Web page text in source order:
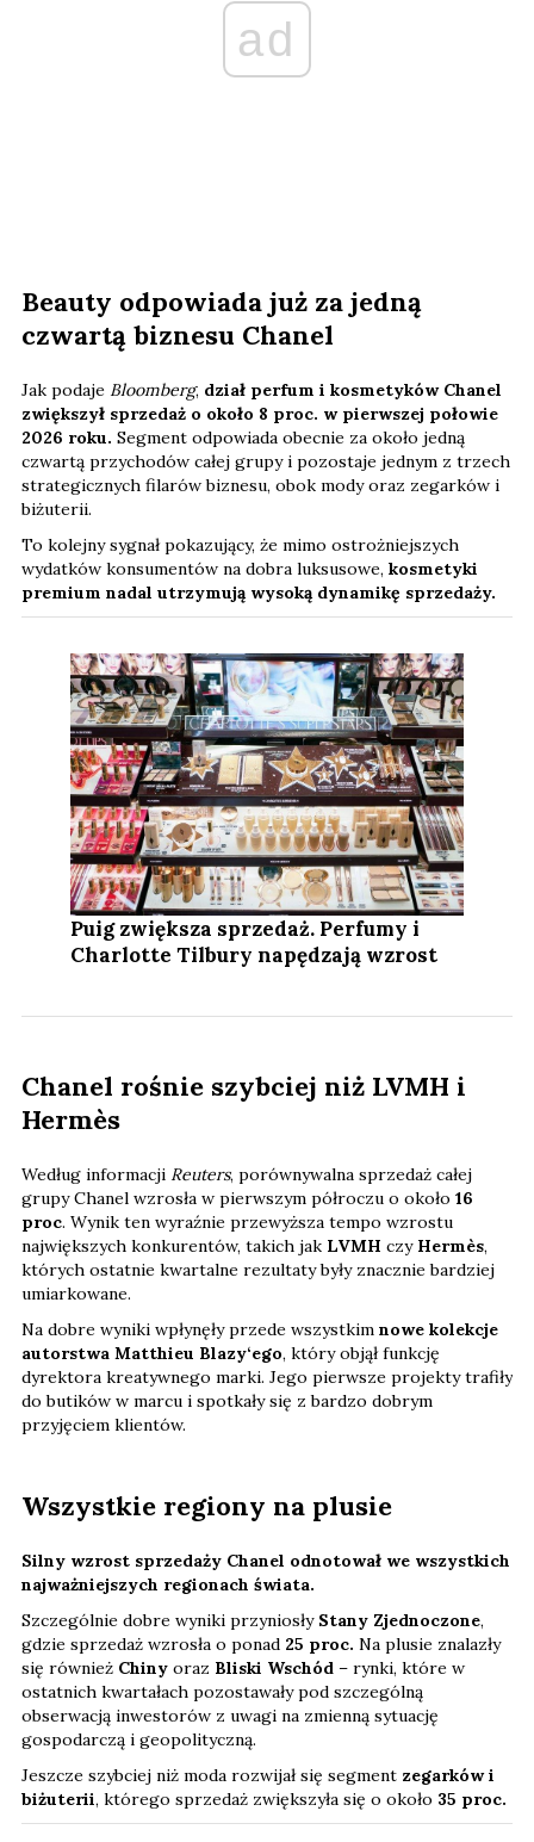
ad
Beauty odpowiada już za jedną
czwartą biznesu Chanel
Jak podaje Bloomberg, dział perfum i kosmetyków Chanel
zwiększył sprzedaż o około 8 proc. w pierwszej połowie
2026 roku. Segment odpowiada obecnie za około jedną
czwartą przychodów całej grupy i pozostaje jednym z trzech
strategicznych filarów biznesu, obok mody oraz zegarków i
biżuterii.
To kolejny sygnał pokazujący, że mimo ostrożniejszych
wydatków konsumentów na dobra luksusowe, kosmetyki
premium nadal utrzymują wysoką dynamikę sprzedaży.
Puig zwiększa sprzedaż. Perfumy i
Charlotte Tilbury napędzają wzrost
Chanel rośnie szybciej niż LVMH i
Hermès
Według informacji Reuters, porównywalna sprzedaż całej
grupy Chanel wzrosła w pierwszym półroczu o około 16
proc. Wynik ten wyraźnie przewyższa tempo wzrostu
największych konkurentów, takich jak LVMH czy Hermès,
których ostatnie kwartalne rezultaty były znacznie bardziej
umiarkowane.
Na dobre wyniki wpłynęły przede wszystkim nowe kolekcje
autorstwa Matthieu Blazy‘ego, który objął funkcję
dyrektora kreatywnego marki. Jego pierwsze projekty trafiły
do butików w marcu i spotkały się z bardzo dobrym
przyjęciem klientów.
Wszystkie regiony na plusie
Silny wzrost sprzedaży Chanel odnotował we wszystkich
najważniejszych regionach świata.
Szczególnie dobre wyniki przyniosły Stany Zjednoczone,
gdzie sprzedaż wzrosła o ponad 25 proc. Na plusie znalazły
się również Chiny oraz Bliski Wschód – rynki, które w
ostatnich kwartałach pozostawały pod szczególną
obserwacją inwestorów z uwagi na zmienną sytuację
gospodarczą i geopolityczną.
Jeszcze szybciej niż moda rozwijał się segment zegarków i
biżuterii, którego sprzedaż zwiększyła się o około 35 proc.